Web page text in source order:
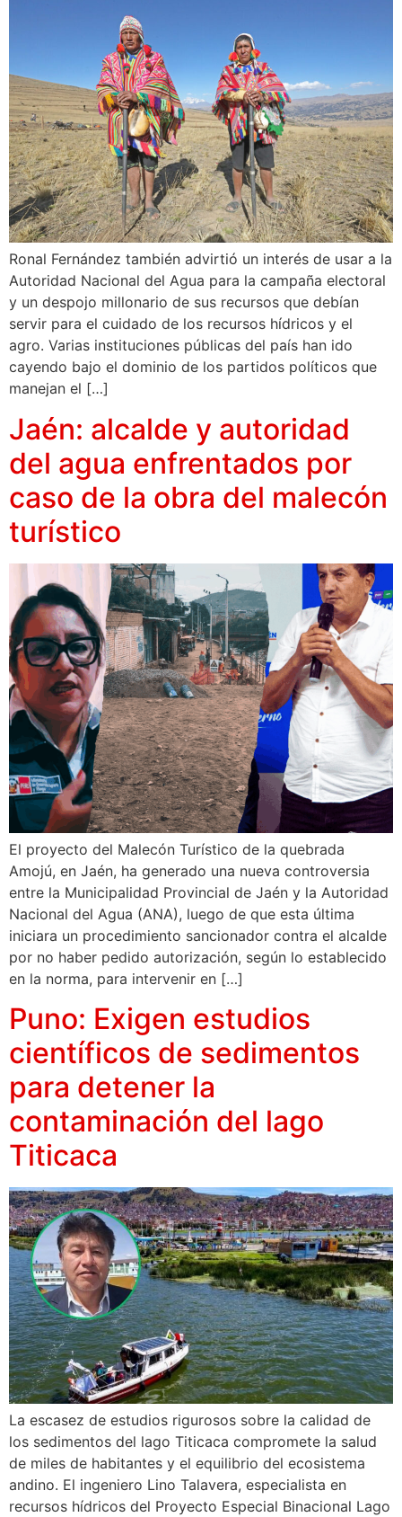
Ronal Fernández también advirtió un interés de usar a la
Autoridad Nacional del Agua para la campaña electoral
y un despojo millonario de sus recursos que debían
servir para el cuidado de los recursos hídricos y el
agro. Varias instituciones públicas del país han ido
cayendo bajo el dominio de los partidos políticos que
manejan el […]
Jaén: alcalde y autoridad
del agua enfrentados por
caso de la obra del malecón
turístico
El proyecto del Malecón Turístico de la quebrada
Amojú, en Jaén, ha generado una nueva controversia
entre la Municipalidad Provincial de Jaén y la Autoridad
Nacional del Agua (ANA), luego de que esta última
iniciara un procedimiento sancionador contra el alcalde
por no haber pedido autorización, según lo establecido
en la norma, para intervenir en […]
Puno: Exigen estudios
científicos de sedimentos
para detener la
contaminación del lago
Titicaca
La escasez de estudios rigurosos sobre la calidad de
los sedimentos del lago Titicaca compromete la salud
de miles de habitantes y el equilibrio del ecosistema
andino. El ingeniero Lino Talavera, especialista en
recursos hídricos del Proyecto Especial Binacional Lago